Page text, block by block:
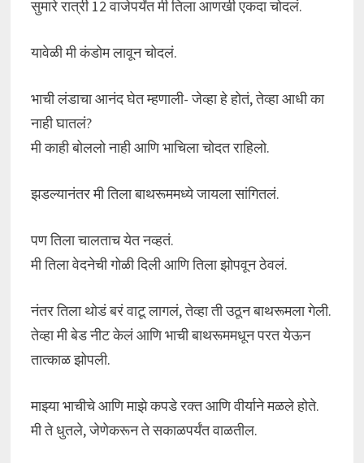
सुमारे रात्री 12 वाजेपर्यंत मी तिला आणखी एकदा चोदलं.
यावेळी मी कंडोम लावून चोदलं.
भाची लंडाचा आनंद घेत म्हणाली- जेव्हा हे होतं, तेव्हा आधी का
नाही घातलं?
मी काही बोललो नाही आणि भाचिला चोदत राहिलो.
झडल्यानंतर मी तिला बाथरूममध्ये जायला सांगितलं.
पण तिला चालताच येत नव्हतं.
मी तिला वेदनेची गोळी दिली आणि तिला झोपवून ठेवलं.
नंतर तिला थोडं बरं वाटू लागलं, तेव्हा ती उठून बाथरूमला गेली.
तेव्हा मी बेड नीट केलं आणि भाची बाथरूममधून परत येऊन
तात्काळ झोपली.
माझ्या भाचीचे आणि माझे कपडे रक्त आणि वीर्याने मळले होते.
मी ते धुतले, जेणेकरून ते सकाळपर्यंत वाळतील.